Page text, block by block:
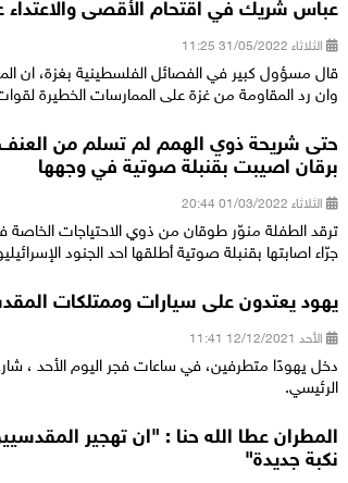
عباس شريك في اقتحام الأقصى
الثلاثاء 31/05/2022 11:25
قال مسؤول كبير في الفصائل الفلسطينية بغزة، ان
وان رد المقاومة من غزة على الممارسات الخطيرة
حتى شريحة ذوي الهمم لم تسلم من
برقان اصيبت بقنبلة صوتية في وجهها
الثلاثاء 01/03/2022 20:44
ترقد الطفلة منوّر طوقان من ذوي الاحتياجات
جرّاء اصابتها بقنبلة صوتية أطلقها احد الجنود
يهود يعتدون على سيارات وممتلكات
الأحد 12/12/2021 11:41
الرئيسي.
المطران عطا الله حنا : "ان تهجير
نكبة جديدة"